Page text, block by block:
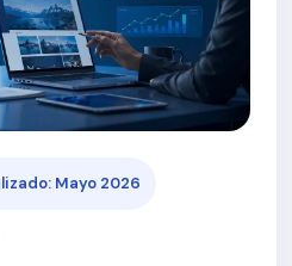
Mayo 2026